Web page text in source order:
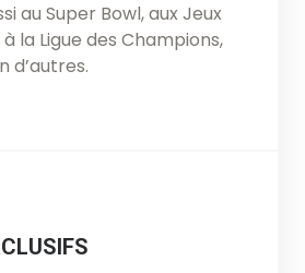
au Super Bowl, aux Jeux
la Ligue des Champions,
d’autres.